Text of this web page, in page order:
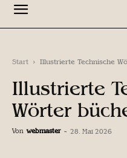
Start Illustrierte Technische
Illustrierte
Wörter
Von webmaster - 28. Mai 2026